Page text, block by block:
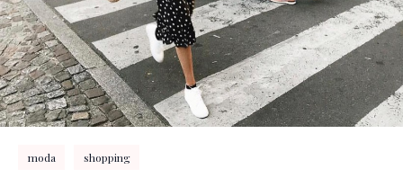
moda shopping